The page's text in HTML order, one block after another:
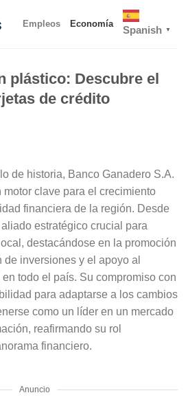
Empleos Economía
Spanish ▼
plástico: Descubre el
de crédito
de historia, Banco Ganadero S.A.
clave para el crecimiento
financiera de la región. Desde
estratégico crucial para
destacándose en la promoción
inversiones y el apoyo al
todo el país. Su compromiso con
para adaptarse a los cambios
como un líder en un mercado
reafirmando su rol
financiero.
Anuncio